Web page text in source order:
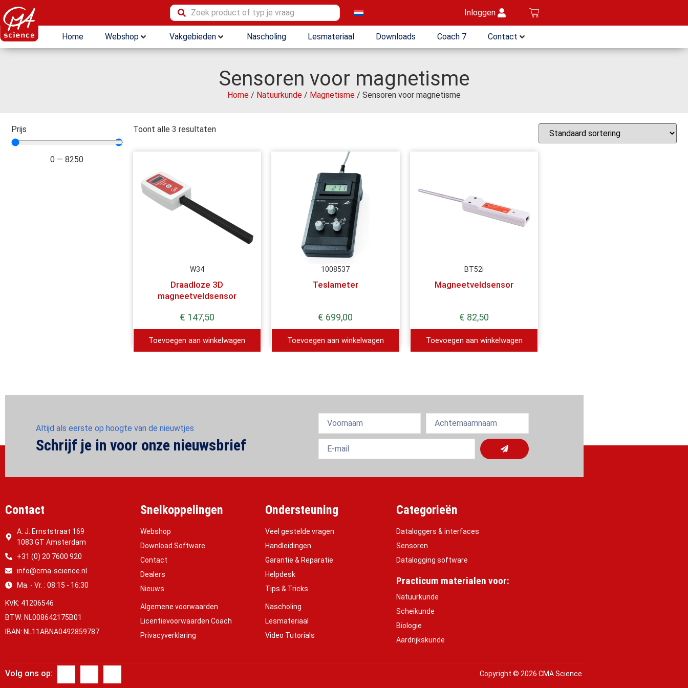
Inloggen
Home Webshop Vakgebieden Nascholing Lesmateriaal Downloads Coach 7 Contact
Sensoren voor magnetisme
Home / Natuurkunde / Magnetisme / Sensoren voor magnetisme
Prijs
0 —8250
Toont alle 3 resultaten
W34
Draadloze 3D
magneetveldsensor
€ 147,50
Toevoegen aan winkelwagen
1008537
Teslameter
€ 699,00
Toevoegen aan winkelwagen
BT52i
Magneetveldsensor
€ 82,50
Toevoegen aan winkelwagen
Altijd als eerste op hoogte van de nieuwtjes
Schrijf je in voor onze nieuwsbrief
Contact
A. J. Ernststraat 169
1083 GT Amsterdam
+31 (0) 20 7600 920
info@cma-science.nl
Ma. - Vr. : 08:15 - 16:30
KVK: 41206546
BTW: NL008642175B01
IBAN: NL11ABNA0492859787
Snelkoppelingen
Webshop
Download Software
Contact
Dealers
Nieuws
Algemene voorwaarden
Licentievoorwaarden Coach
Privacyverklaring
Ondersteuning
Veel gestelde vragen
Handleidingen
Garantie & Reparatie
Helpdesk
Tips & Tricks
Nascholing
Lesmateriaal
Video Tutorials
Categorieën
Dataloggers & interfaces
Sensoren
Datalogging software
Practicum materialen voor:
Natuurkunde
Scheikunde
Biologie
Aardrijkskunde
Volg ons op: Copyright © 2026 CMA Science